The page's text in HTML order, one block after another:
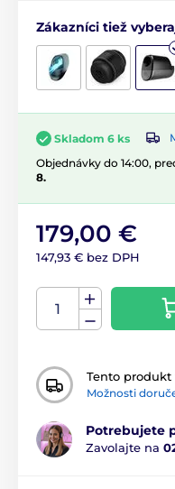
Zákazníci tiež
Skladom 6 ks
Objednávky do 14:00,
8.
179,00 €
147,93 € bez DPH
Tento
Možnosti
Potrebujete
Zavolajte na